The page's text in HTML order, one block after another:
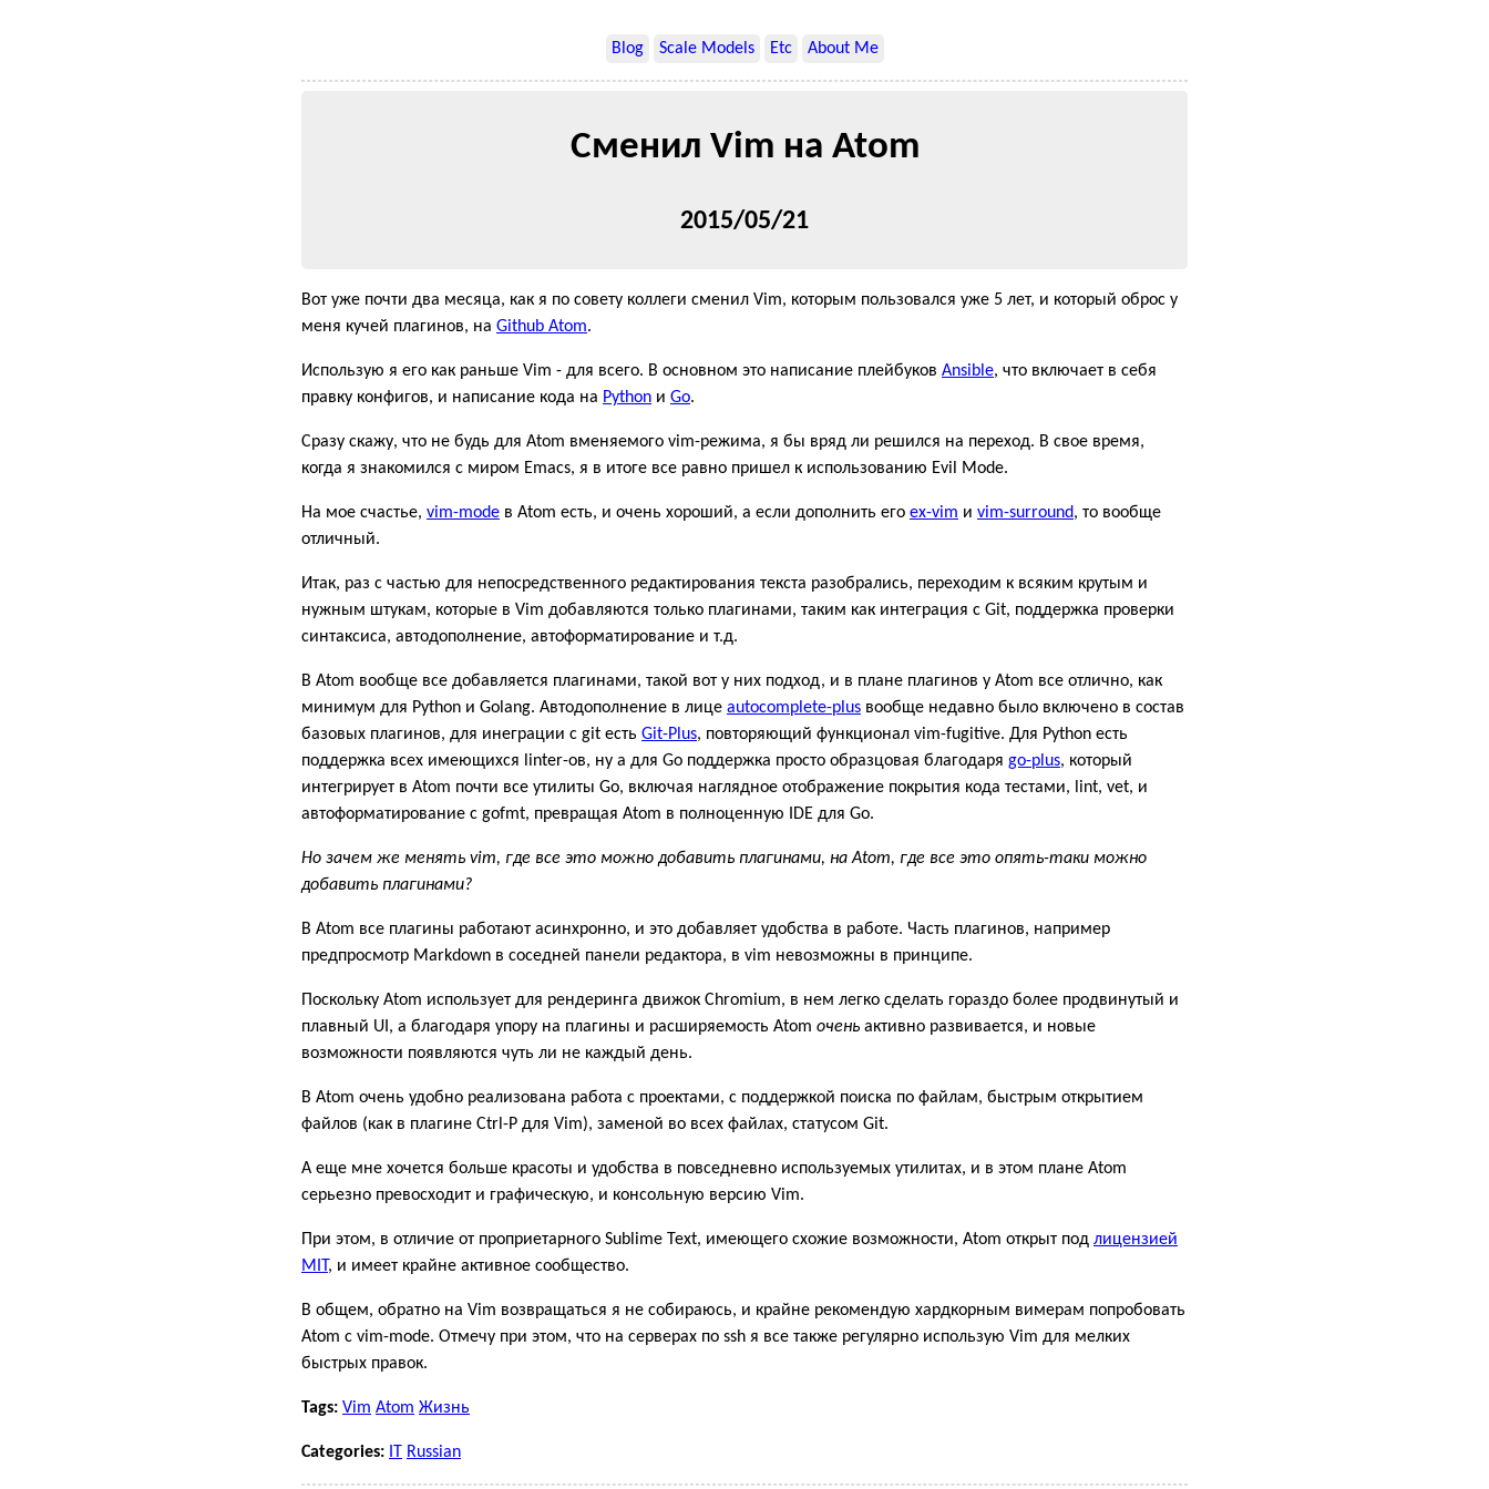
Blog Scale Models Etc About Me
Сменил Vim на Atom
2015/05/21
Вот уже почти два месяца, как я по совету коллеги сменил Vim, которым пользовался уже 5 лет, и который оброс у
меня кучей плагинов, на Github Atom.
Использую я его как раньше Vim - для всего. В основном это написание плейбуков Ansible, что включает в себя
правку конфигов, и написание кода на Python и Go.
Сразу скажу, что не будь для Atom вменяемого vim-режима, я бы вряд ли решился на переход. В свое время,
когда я знакомился с миром Emacs, я в итоге все равно пришел к использованию Evil Mode.
На мое счастье, vim-mode в Atom есть, и очень хороший, а если дополнить его ex-vim и vim-surround, то вообще
отличный.
Итак, раз с частью для непосредственного редактирования текста разобрались, переходим к всяким крутым и
нужным штукам, которые в Vim добавляются только плагинами, таким как интеграция с Git, поддержка проверки
синтаксиса, автодополнение, автоформатирование и т.д.
В Atom вообще все добавляется плагинами, такой вот у них подход, и в плане плагинов у Atom все отлично, как
минимум для Python и Golang. Автодополнение в лице autocomplete-plus вообще недавно было включено в состав
базовых плагинов, для инеграции с git есть Git-Plus, повторяющий функционал vim-fugitive. Для Python есть
поддержка всех имеющихся linter-ов, ну а для Go поддержка просто образцовая благодаря go-plus, который
интегрирует в Atom почти все утилиты Go, включая наглядное отображение покрытия кода тестами, lint, vet, и
автоформатирование с gofmt, превращая Atom в полноценную IDE для Go.
Но зачем же менять vim, где все это можно добавить плагинами, на Atom, где все это опять-таки можно
добавить плагинами?
В Atom все плагины работают асинхронно, и это добавляет удобства в работе. Часть плагинов, например
предпросмотр Markdown в соседней панели редактора, в vim невозможны в принципе.
Поскольку Atom использует для рендеринга движок Chromium, в нем легко сделать гораздо более продвинутый и
плавный UI, а благодаря упору на плагины и расширяемость Atom очень активно развивается, и новые
возможности появляются чуть ли не каждый день.
В Atom очень удобно реализована работа с проектами, с поддержкой поиска по файлам, быстрым открытием
файлов (как в плагине Ctrl-P для Vim), заменой во всех файлах, статусом Git.
А еще мне хочется больше красоты и удобства в повседневно используемых утилитах, и в этом плане Atom
серьезно превосходит и графическую, и консольную версию Vim.
При этом, в отличие от проприетарного Sublime Text, имеющего схожие возможности, Atom открыт под лицензией
MIT, и имеет крайне активное сообщество.
В общем, обратно на Vim возвращаться я не собираюсь, и крайне рекомендую хардкорным вимерам попробовать
Atom с vim-mode. Отмечу при этом, что на серверах по ssh я все также регулярно использую Vim для мелких
быстрых правок.
Tags: Vim Atom Жизнь
Categories: IT Russian